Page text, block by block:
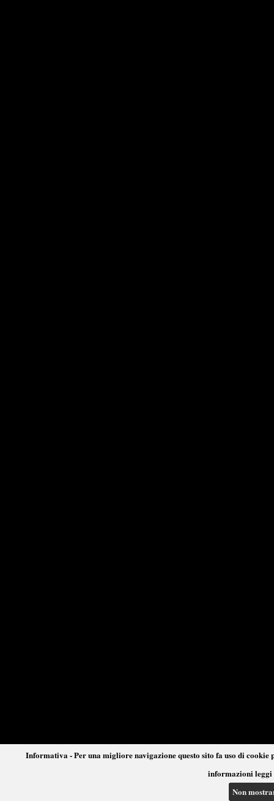
Informativa - Per una migliore navigazione questo sito fa uso di
informazioni leggi
Non